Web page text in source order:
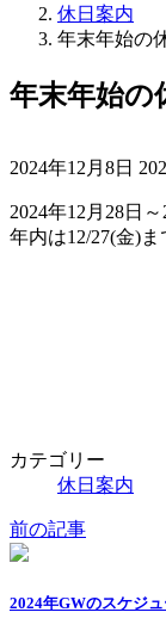
休日案内
年末年始の
年末年始の
2024年12月8日 終
更
新
日
2024年12月28日
年内は12/27(金)
カテゴリー
休日案内
前の記事
2024年GWのスケジ